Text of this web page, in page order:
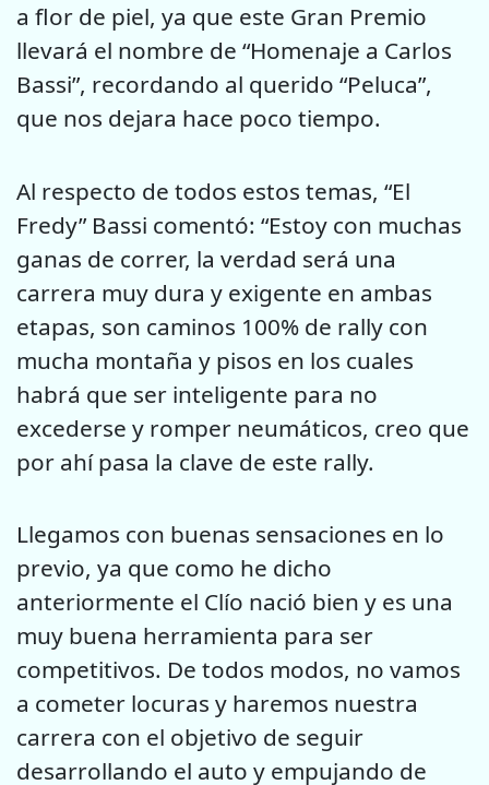
a flor de piel, ya que este Gran Premio
llevará el nombre de “Homenaje a Carlos
Bassi”, recordando al querido “Peluca”,
que nos dejara hace poco tiempo.
Al respecto de todos estos temas, “El
Fredy” Bassi comentó: “Estoy con muchas
ganas de correr, la verdad será una
carrera muy dura y exigente en ambas
etapas, son caminos 100% de rally con
mucha montaña y pisos en los cuales
habrá que ser inteligente para no
excederse y romper neumáticos, creo que
por ahí pasa la clave de este rally.
Llegamos con buenas sensaciones en lo
previo, ya que como he dicho
anteriormente el Clío nació bien y es una
muy buena herramienta para ser
competitivos. De todos modos, no vamos
a cometer locuras y haremos nuestra
carrera con el objetivo de seguir
desarrollando el auto y empujando de